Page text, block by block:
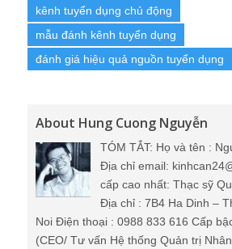
kênh tuyển dụng chủ động
mẫu đánh kênh tuyển dụng
đánh giá hiệu quả nguồn tuyển dụng
About Hung Cuong Nguyễn
TÓM TẮT: Họ và tên :
Địa chỉ email:
cấp cao nhất: Thạc sỹ
Địa chỉ : 7B4 Ha Dinh –
Noi Điện thoại : 0988 833 616 Cấp
(CEO/ Tư vấn Hệ thống Quản trị